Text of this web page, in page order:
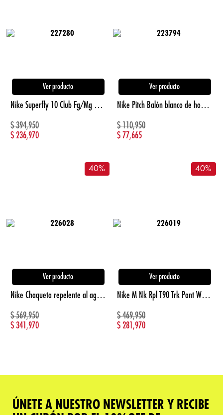
Ver producto
Nike Superfly 10 Club Fg/Mg Guayos rosado de hombre para futbol
$394,950
$236,970
Ver producto
Nike Pitch Balón blanco de hombre para futbol
$110,950
$77,665
40%
Ver producto
Nike Chaqueta repelente al agua edición Total 90 negro de hombre para futbol
$569,950
$341,970
40%
Ver producto
Nike M Nk Rpl T90 Trk Pant W Pantalón negro de hombre para futbol
$469,950
$281,970
ÚNETE A NUESTRO NEWSLETTER Y RECIBE